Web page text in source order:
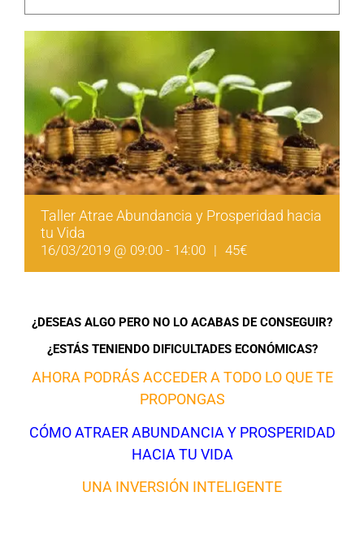
Taller Atrae Abundancia y Prosperidad hacia
tu Vida
16/03/2019 @ 09:00 - 14:00 | 45€
¿DESEAS ALGO PERO NO LO ACABAS DE CONSEGUIR?
¿ESTÁS TENIENDO DIFICULTADES ECONÓMICAS?
AHORA PODRÁS ACCEDERA TODO LO QUE TE
PROPONGAS
CÓMO ATRAER ABUNDANCIA Y PROSPERIDAD
HACIA TU VIDA
UNA INVERSIÓN INTELIGENTE